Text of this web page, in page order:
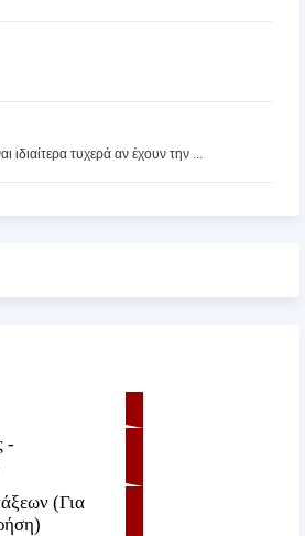
ιδιαίτερα τυχερά αν έχουν την ...
-
(Για